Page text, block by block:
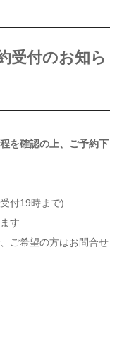
受付のお知ら
を確認の上、ご予約下
付19時まで)
す
ご希望の方はお問合せ